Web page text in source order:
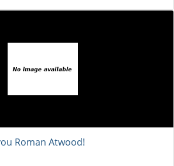
Roman Atwood!